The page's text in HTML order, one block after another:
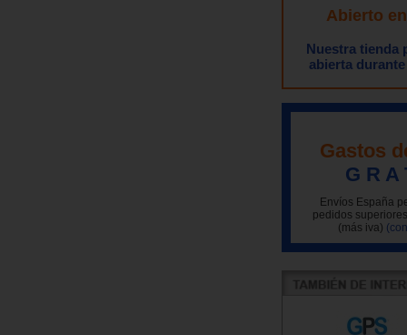
Abierto
Nuestra tienda
abierta
Gastos
G R A
Envíos España
pedidos
(más iva)